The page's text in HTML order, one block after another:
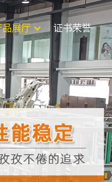
品展厅 证书荣誉